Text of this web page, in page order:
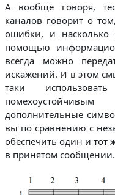
А вообще говоря,
каналов говорит о
ошибки, и насколько
помощью
всегда можно
искажений. И в этом
таки
дополнительные
вы по сравнению с
обеспечить один и
в принятом сообщении.